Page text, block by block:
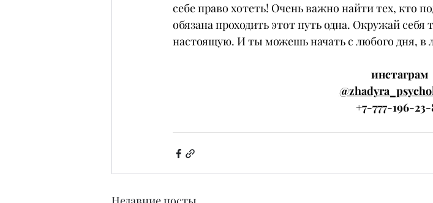
себе право хотеть! Очень важно найти тех, кто
обязана проходить этот путь одна. Окружай
настоящую. И ты можешь начать с любого дня, в
инстаграм
+7-777-196-